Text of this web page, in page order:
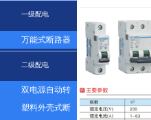
一级配电
万能式断路器
二级配电
双电源自动转
换开关
塑料外壳式断